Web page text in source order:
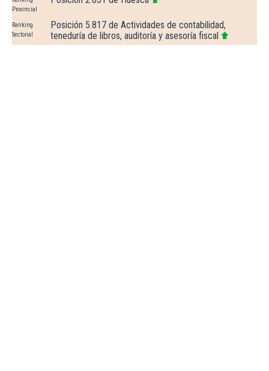
Provincial
Ranking
Sectorial
Posición 5.817 de Actividades de contabilidad,
teneduría de libros, auditoría y asesoría fiscal